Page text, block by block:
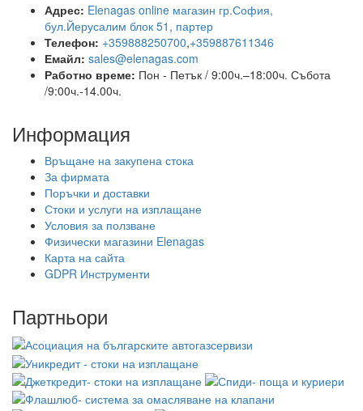
Адрес: Elenagas online магазин гр.София,
бул.Йерусалим блок 51, партер
Телефон: +359888250700,+359887611346
Емайл: sales@elenagas.com
Работно време: Пон - Петък / 9:00ч.–18:00ч. Събота
/9:00ч.-14.00ч.
Информация
Връщане на закупена стока
За фирмата
Поръчки и доставки
Стоки и услуги на изплащане
Условия за ползване
Физически магазини Elenagas
Карта на сайта
GDPR Инструменти
Партньори